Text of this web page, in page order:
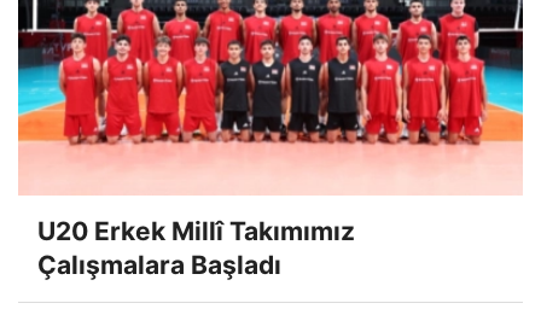
U20 Erkek Millî Takımımız
Çalışmalara Başladı